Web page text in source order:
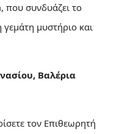
που συνδυάζει το
μυστήριο και
Βαλέρια
τον Επιθεωρητή